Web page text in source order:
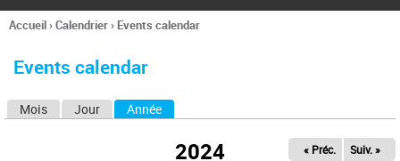
l
h
e
Vous
ici
Accueil›Calendrier› Events calendar
Events calendar
Mois Jour Année
2024 « Préc. Suiv. »